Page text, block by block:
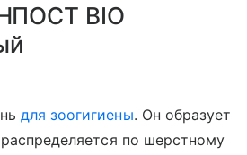
BIO
для зоогигиены. Он образует
по шерстному